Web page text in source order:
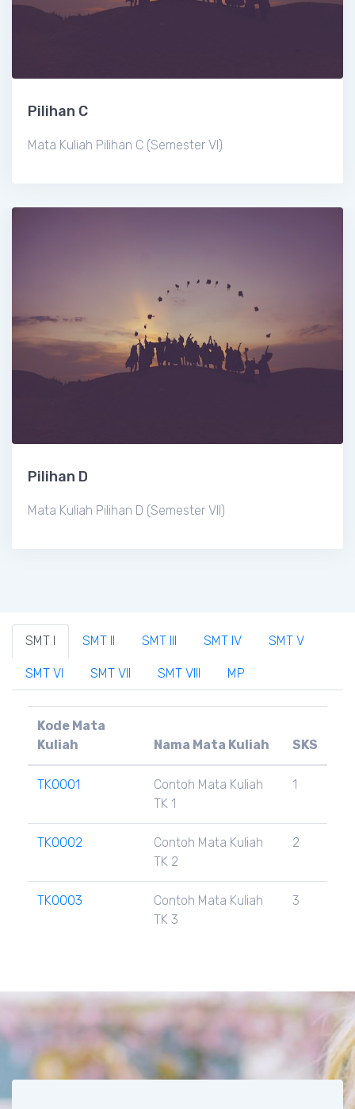
Pilihan C
Mata Kuliah Pilihan C (Semester VI)
Pilihan D
Mata Kuliah Pilihan D (Semester VII)
SMT I SMT II SMT III SMT IV SMT V
SMT VI SMT VII SMT VIII MP
Kode Mata
Kuliah
Nama Mata Kuliah SKS
TK0001
Contoh Mata Kuliah
TK 1
1
TK0002
Contoh Mata Kuliah
TK 2
2
TK0003
Contoh Mata Kuliah
TK 3
3